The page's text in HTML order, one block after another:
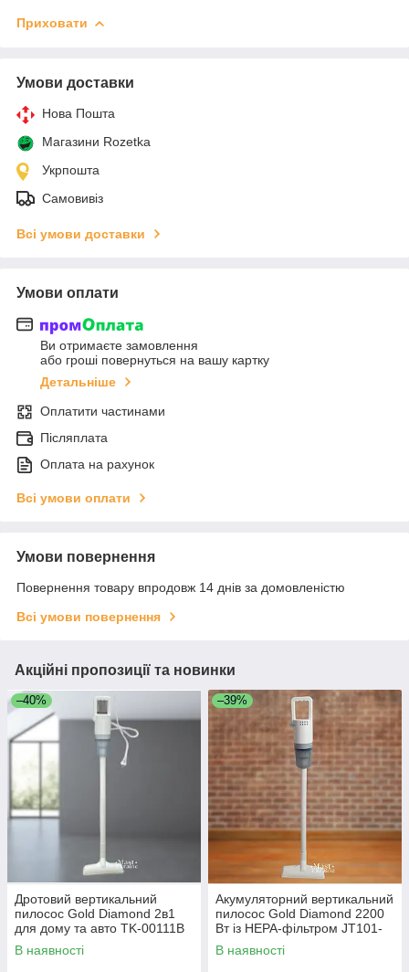
Приховати
Умови доставки
Нова Пошта
Магазини Rozetka
Укрпошта
Самовивіз
Всі умови доставки
Умови оплати
Ви отримаєте замовлення
або гроші повернуться на вашу картку
Детальніше
Оплатити частинами
Післяплата
Оплата на рахунок
Всі умови оплати
Умови повернення
Повернення товару впродовж 14 днів за домовленістю
Всі умови повернення
Акційні пропозиції та новинки
–40%
Дротовий вертикальний
пилосос Gold Diamond 2в1
для дому та авто TK-00111B
В наявності
–39%
Акумуляторний вертикальний
пилосос Gold Diamond 2200
Вт із HEPA-фільтром JT101-
D1
В наявності